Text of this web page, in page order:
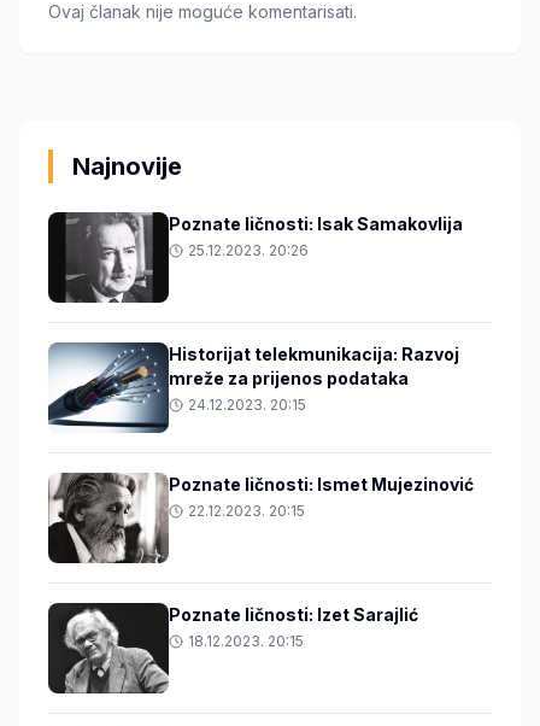
Ovaj članak nije moguće komentarisati.
Najnovije
Poznate ličnosti: Isak Samakovlija
25.12.2023. 20:26
Historijat telekmunikacija: Razvoj
mreže za prijenos podataka
24.12.2023. 20:15
Poznate ličnosti: Ismet Mujezinović
22.12.2023. 20:15
Poznate ličnosti: Izet Sarajlić
18.12.2023. 20:15